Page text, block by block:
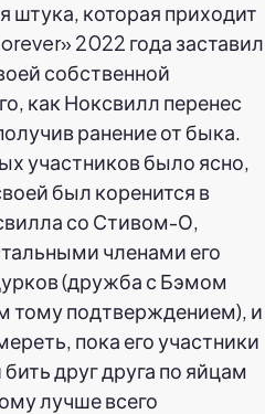
штука, которая приходит
2022 года заставил
собственной
как Ноксвилл перенес
ранение от быка.
участников было ясно,
был коренится в
со Стивом-О,
членами его
(дружба с Бэмом
тому подтверждением), и
пока его участники
друг друга по яйцам
лучше всего